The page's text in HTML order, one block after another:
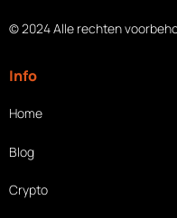
© 2024 Alle rechten
Info
Home
Blog
Crypto